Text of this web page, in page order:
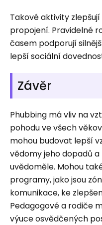
Takové aktivity
propojení. Pravidelné
časem podporují
lepší sociální
Závěr
Phubbing má vliv na
pohodu ve všech
mohou budovat lepší
vědomy jeho dopadů
uvědoměle. Mohou
programy, jako jsou
komunikace, ke
Pedagogové a rodiče
výuce osvědčených